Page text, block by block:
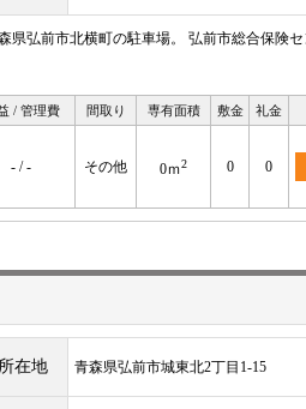
県弘前市北横町の駐車場。 弘前市総合保険
/ 管理費 間取り 専有面積 敷金 礼金
- / - その他 0ｍ2 0 0
所在地 青森県弘前市城東北2丁目1-15